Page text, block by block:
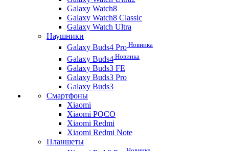
Galaxy Watch8
Galaxy Watch8 Classic
Galaxy Watch Ultra
Наушники
Galaxy Buds4 Pro Новинка
Galaxy Buds4 Новинка
Galaxy Buds3 FE
Galaxy Buds3 Pro
Galaxy Buds3
Смартфоны
Xiaomi
Xiaomi POCO
Xiaomi Redmi
Xiaomi Redmi Note
Планшеты